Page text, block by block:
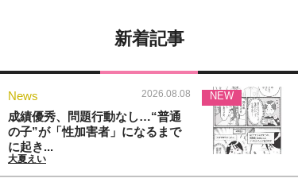
新着記事
News 2026.08.08
成績優秀、問題行動なし…“普通
の子”が「性加害者」になるまで
に起き...
大夏えい
NEW